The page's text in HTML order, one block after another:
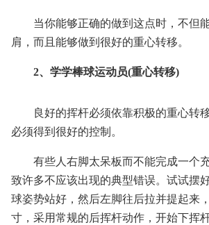
当你能够正确的做到这点时，不但
肩，而且能够做到很好的重心转移。
2、学学棒球运动员(重心转移)
良好的挥杆必须依靠积极的重心转
必须得到很好的控制。
有些人右脚太呆板而不能完成一个
致许多不应该出现的典型错误。试试摆
球姿势站好，然后左脚往后拉并提起来
寸，采用常规的后挥杆动作，开始下挥